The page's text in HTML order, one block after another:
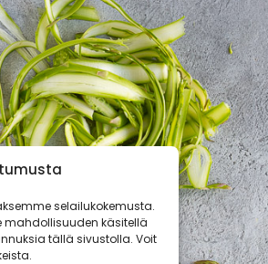
selailukokemusta.
mahdollisuuden käsitellä
tällä sivustolla. Voit